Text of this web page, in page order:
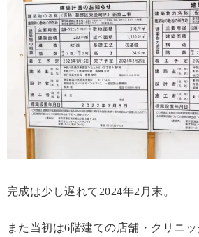
完成は少し遅れて2024年2月末。
また当初は6階建ての店舗・クリニ